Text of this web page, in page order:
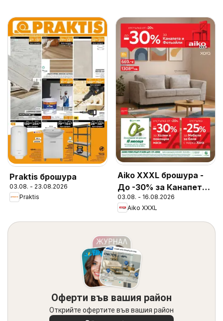
Praktis брошура
03.08. - 23.08.2026
Praktis
Aiko XXXL брошура -
До -30% за Канапета
и Фотьойли
03.08. - 16.08.2026
Aiko XXXL
Оферти във вашия район
Открийте офертите във вашия район